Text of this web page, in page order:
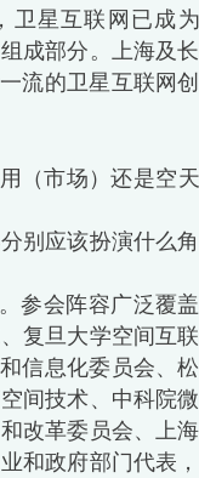
卫星互联网已成为
成部分。上海及长
流的卫星互联网创
（市场）还是空天
别应该扮演什么角
参会阵容广泛覆盖
复旦大学空间互联
信息化委员会、松
间技术、中科院微
改革委员会、上海
和政府部门代表，